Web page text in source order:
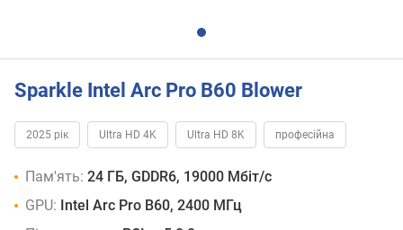
Sparkle Intel Arc Pro B60 Blower
2025 рік Ultra HD 4K Ultra HD 8K професійна
Пам'ять: 24 ГБ, GDDR6, 19000 Мбіт/с
GPU: Intel Arc Pro B60, 2400 МГц